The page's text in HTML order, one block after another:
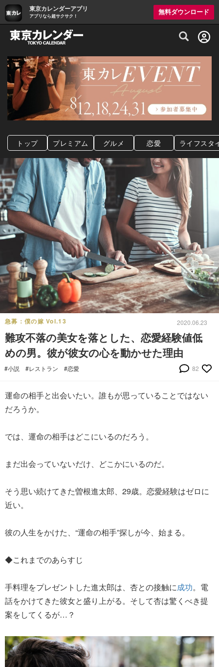
東京カレンダーアプリ
アプリなら超サクサク！
無料ダウンロード
グルメ情報・プレミアムレストラン予約
トップ プレミアム グルメ 恋愛 ライフスタ
急募：僕の嫁 Vol.13 2020.06.23
難攻不落の美女を落とした、恋愛経験値低
めの男。彼が彼女の心を動かせた理由
#小説 #レストラン #恋愛 82
運命の相手と出会いたい。誰もが思っていることではない
だろうか。
では、運命の相手はどこにいるのだろう。
まだ出会っていないだけ、どこかにいるのだ。
そう思い続けてきた曽根進太郎、29歳。恋愛経験はゼロに
近い。
彼の人生をかけた、“運命の相手”探しが今、始まる。
◆これまでのあらすじ
手料理をプレゼントした進太郎は、杏との接触に成功。電
話をかけてきた彼女と盛り上がる。そして杏は驚くべき提
案をしてくるが…？